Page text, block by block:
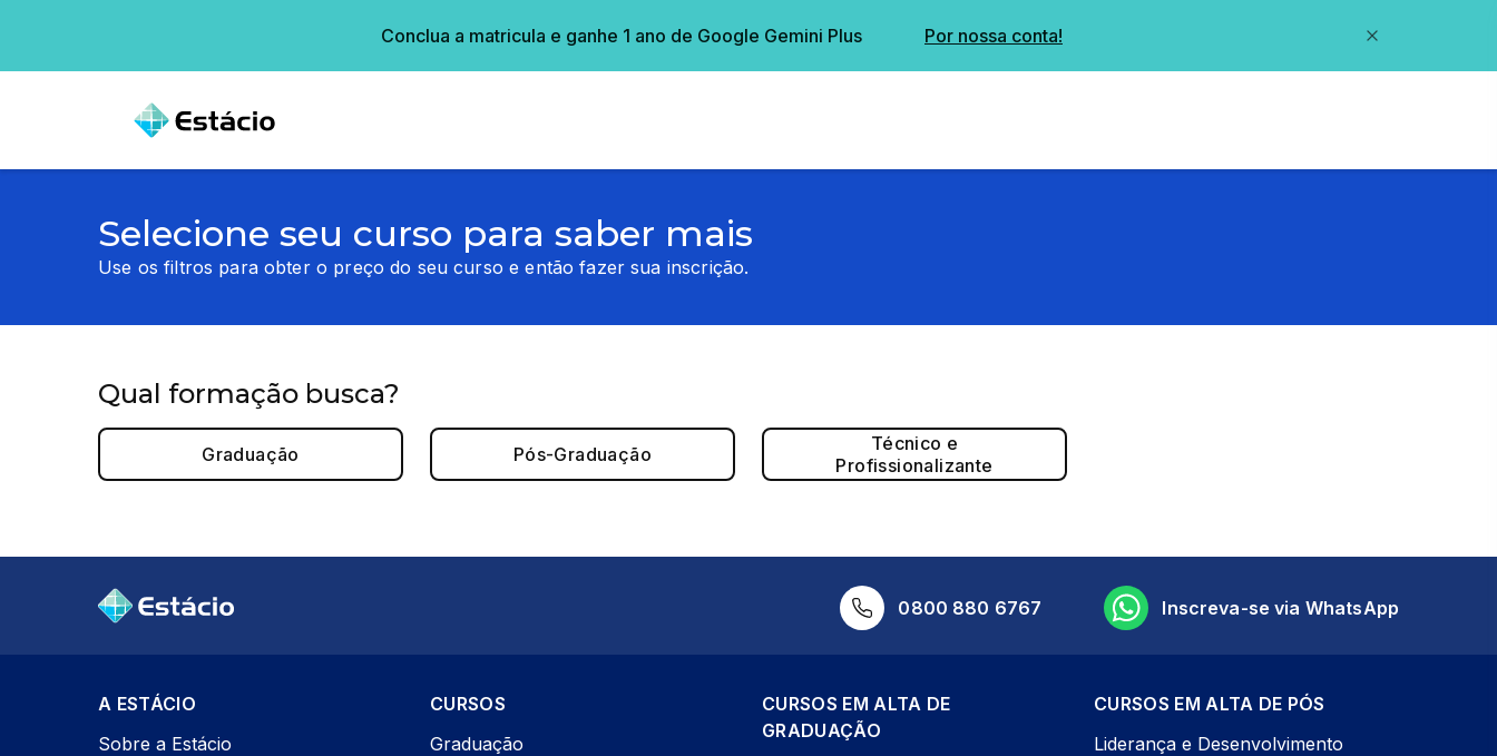
Conclua a matricula e ganhe 1 ano de Google Gemini Plus Por nossa conta!
Selecione seu curso para saber mais
Use os filtros para obter o preço do seu curso e então fazer sua inscrição.
Qual formação busca?
Graduação Pós-Graduação
Técnico e
Profissionalizante
0800 880 6767 Inscreva-se via WhatsApp
A ESTÁCIO
Sobre a Estácio
CURSOS
Graduação
CURSOS EM ALTA DE
GRADUAÇÃO
CURSOS EM ALTA DE PÓS
Liderança e Desenvolvimento